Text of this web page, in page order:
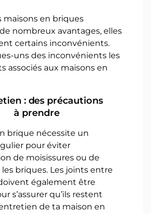
maisons en briques
nombreux avantages, elles
certains inconvénients.
uns des inconvénients les
associés aux maisons en
: des précautions
à prendre
brique nécessite un
pour éviter
de moisissures ou de
briques. Les joints entre
également être
s’assurer qu’ils restent
de ta maison en